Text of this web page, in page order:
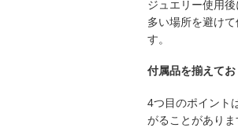
ジュエリー使用
多い場所を避け
す。
付属品を揃えてお
4つ目のポイント
がることがありま